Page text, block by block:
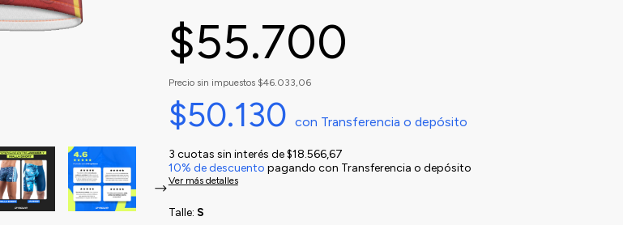
$55.700
Precio sin impuestos $46.033,06
$50.130 con Transferencia o depósito
3 cuotas sin interés de$18.566,67
10% de descuento pagando con Transferencia o depósito
Ver más detalles
Talle: S